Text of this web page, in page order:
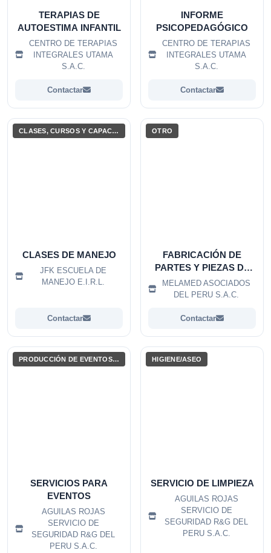
TERAPIAS DE
AUTOESTIMA INFANTIL
CENTRO DE TERAPIAS
INTEGRALES UTAMA
S.A.C.
Contactar
INFORME
PSICOPEDAGÓGICO
CENTRO DE TERAPIAS
INTEGRALES UTAMA
S.A.C.
Contactar
CLASES, CURSOS Y CAPACITACIONES
CLASES DE MANEJO
JFK ESCUELA DE
MANEJO E.I.R.L.
Contactar
OTRO
FABRICACIÓN DE
PARTES Y PIEZAS DE
CARPINTERÍA PARA
EDIFICIOS Y
MELAMED ASOCIADOS
DEL PERU S.A.C.
Contactar
PRODUCCIÓN DE EVENTOS / ENTRETENIMIENTO
SERVICIOS PARA
EVENTOS
AGUILAS ROJAS
SERVICIO DE
SEGURIDAD R&G DEL
PERU S.A.C.
HIGIENE/ASEO
SERVICIO DE LIMPIEZA
AGUILAS ROJAS
SERVICIO DE
SEGURIDAD R&G DEL
PERU S.A.C.